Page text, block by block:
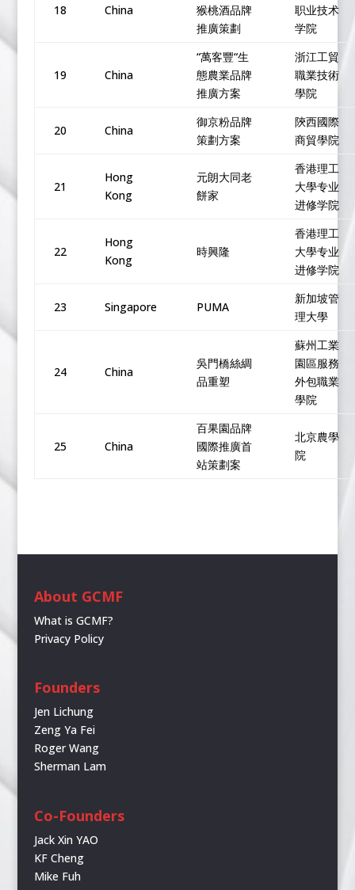
18 China
猴桃酒品牌
推廣策劃
职业技术
学院
19 China
“萬客豐“生
態農業品牌
推廣方案
浙江工貿
職業技術
學院
20 China
御京粉品牌
策劃方案
陝西國際
商貿學院
21
Hong
Kong
元朗大同老
餅家
香港理工
大學专业
进修学院
22
Hong
Kong
時興隆
香港理工
大學专业
进修学院
23 Singapore PUMA
新加坡管
理大學
24 China
吳門橋絲綢
品重塑
蘇州工業
園區服務
外包職業
學院
25 China
百果園品牌
國際推廣首
站策劃案
北京農學
院
About GCMF
What is GCMF?
Privacy Policy
Founders
Jen Lichung
Zeng Ya Fei
Roger Wang
Sherman Lam
Co-Founders
Jack Xin YAO
KF Cheng
Mike Fuh